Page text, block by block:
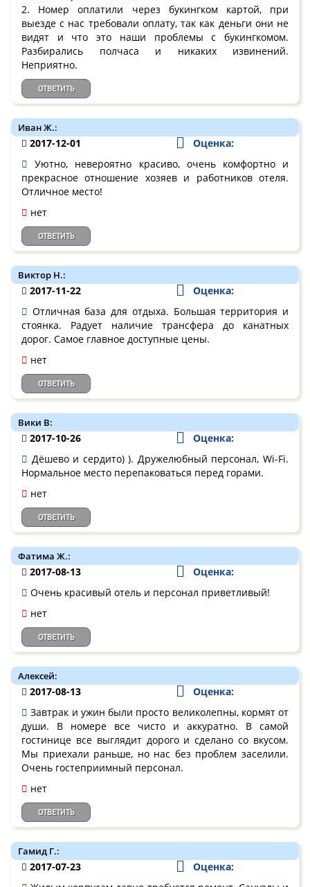
2. Номер оплатили через букингком картой, при
выезде с нас требовали оплату, так как деньги они не
видят и что это наши проблемы с букингкомом.
Разбирались полчаса и никаких извинений.
Неприятно.
ОТВЕТИТЬ
Иван Ж.:
2017-12-01
Оценка:
Уютно, невероятно красиво, очень комфортно и
прекрасное отношение хозяев и работников отеля.
Отличное место!
нет
ОТВЕТИТЬ
Виктор Н.:
2017-11-22
Оценка:
Отличная база для отдыха. Большая территория и
стоянка. Радует наличие трансфера до канатных
дорог. Самое главное доступные цены.
нет
ОТВЕТИТЬ
Вики В:
2017-10-26
Оценка:
Дёшево и сердито) ). Дружелюбный персонал, Wi-Fi.
Нормальное место перепаковаться перед горами.
нет
ОТВЕТИТЬ
Фатима Ж.:
2017-08-13
Оценка:
Очень красивый отель и персонал приветливый!
нет
ОТВЕТИТЬ
Алексей:
2017-08-13
Оценка:
Завтрак и ужин были просто великолепны, кормят от
души. В номере все чисто и аккуратно. В самой
гостинице все выглядит дорого и сделано со вкусом.
Мы приехали раньше, но нас без проблем заселили.
Очень гостеприимный персонал.
нет
ОТВЕТИТЬ
Гамид Г.:
2017-07-23
Оценка: